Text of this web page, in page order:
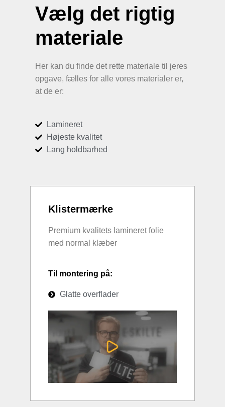
Vælg det rigtig
materiale
Her kan du finde det rette materiale til jeres
opgave, fælles for alle vores materialer er,
at de er:
Lamineret
Højeste kvalitet
Lang holdbarhed
Klistermærke
Premium kvalitets lamineret folie
med normal klæber
Til montering på:
Glatte overflader